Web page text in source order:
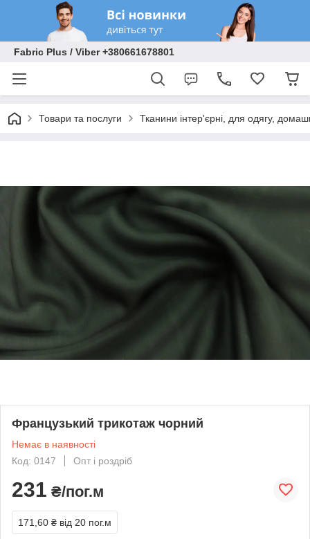
Fabric Plus / Viber +380661678801
Товари та послуги Тканини інтер'єрні, для одягу,
Французький трикотаж чорний
Немає в наявності
Код: 0147
Опт і роздріб
231 ₴/пог.м
171,60 ₴ від 20 пог.м